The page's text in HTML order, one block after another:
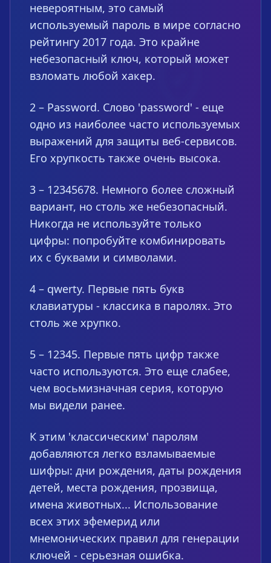
невероятным, это самый
используемый пароль в мире согласно
рейтингу 2017 года. Это крайне
небезопасный ключ, который может
взломать любой хакер.
2 – Password. Слово 'password' - еще
одно из наиболее часто используемых
выражений для защиты веб-сервисов.
Его хрупкость также очень высока.
3 – 12345678. Немного более сложный
вариант, но столь же небезопасный.
Никогда не используйте только
цифры: попробуйте комбинировать
их с буквами и символами.
4 – qwerty. Первые пять букв
клавиатуры - классика в паролях. Это
столь же хрупко.
5 – 12345. Первые пять цифр также
часто используются. Это еще слабее,
чем восьмизначная серия, которую
мы видели ранее.
К этим 'классическим' паролям
добавляются легко взламываемые
шифры: дни рождения, даты рождения
детей, места рождения, прозвища,
имена животных... Использование
всех этих эфемерид или
мнемонических правил для генерации
ключей - серьезная ошибка.